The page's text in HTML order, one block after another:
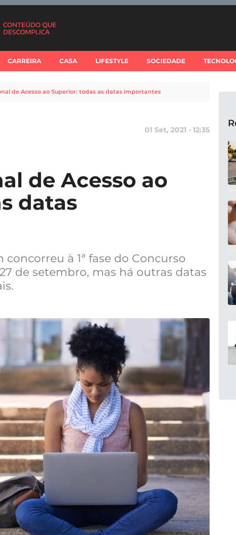
CARREIRA CASA LIFESTYLE SOCIEDADE
de Acesso ao Superior: todas as datas importantes
01 Set, 2021 - 12:35
de Acesso ao
datas
à 1ª fase do Concurso
de setembro, mas há outras datas